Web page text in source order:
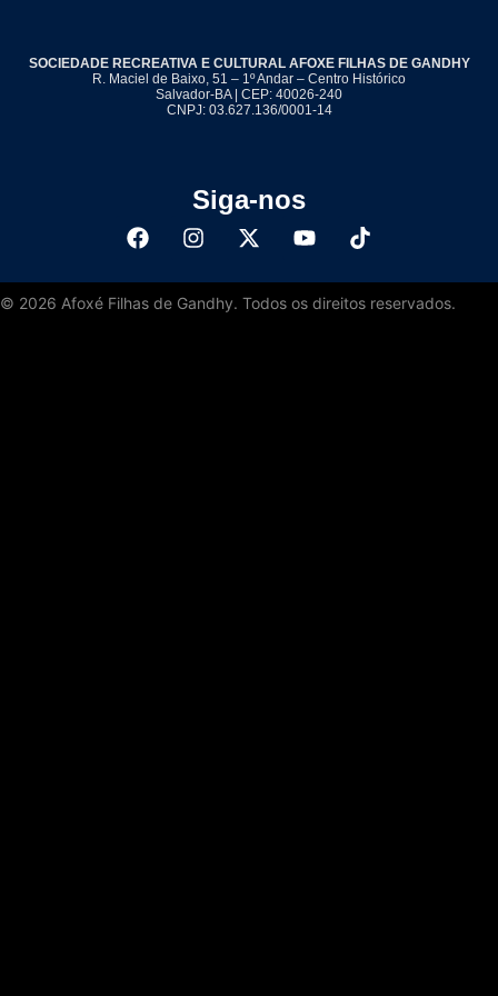
SOCIEDADE RECREATIVA E CULTURAL AFOXE FILHAS DE GANDHY
R. Maciel de Baixo, 51 – 1º Andar – Centro Histórico
Salvador-BA | CEP: 40026-240
CNPJ: 03.627.136/0001-14
Siga-nos
© 2026 Afoxé Filhas de Gandhy. Todos os direitos reservados.